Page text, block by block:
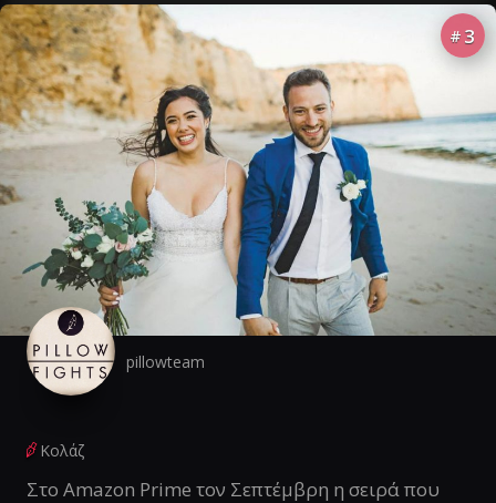
# 3
pillowteam
Κολάζ
Στο Amazon Prime τον Σεπτέμβρη η σειρά που